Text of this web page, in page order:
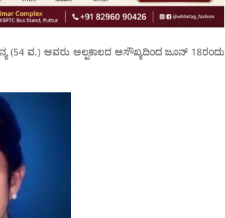
(54 ವ.) ಅವರು ಅಲ್ಪಕಾಲದ ಅಸೌಖ್ಯದಿಂದ ಜೂನ್ 18ರಂದು